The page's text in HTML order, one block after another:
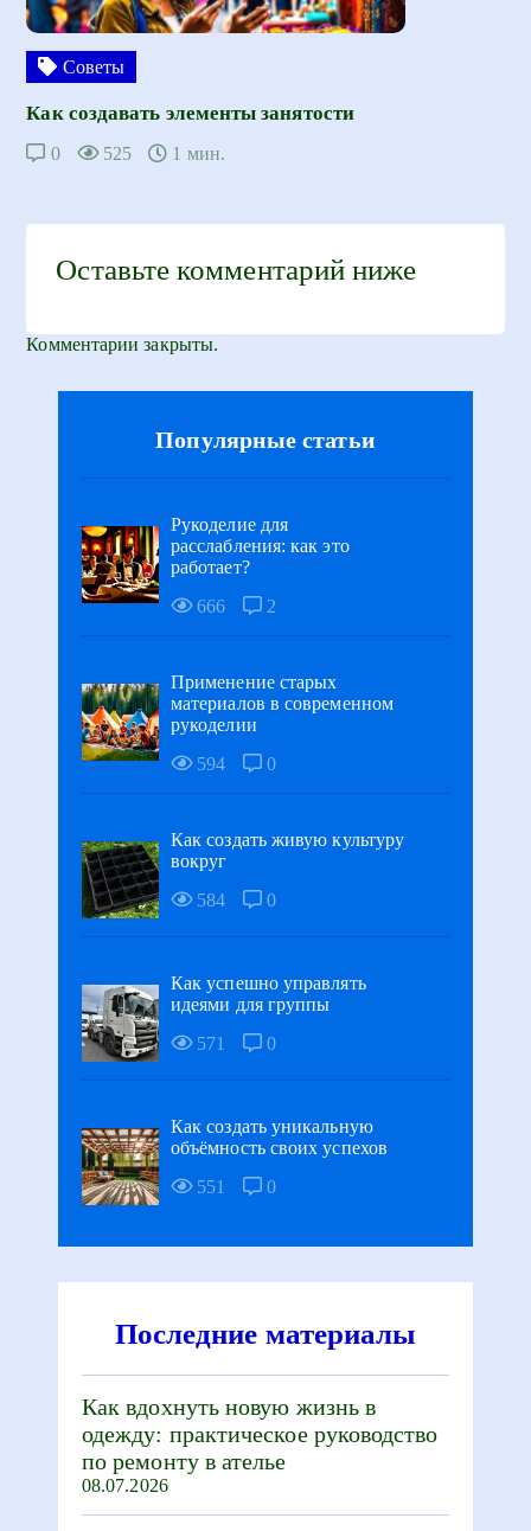
Советы
Как создавать элементы занятости
0 525 1 мин.
Оставьте комментарий ниже
Комментарии закрыты.
Популярные статьи
Рукоделие для
расслабления: как это
работает?
666
2
Применение старых
материалов в современном
рукоделии
594
0
Как создать живую культуру
вокруг
584
0
Как успешно управлять
идеями для группы
571
0
Как создать уникальную
объёмность своих успехов
551
0
Последние материалы
Как вдохнуть новую жизнь в
одежду: практическое руководство
по ремонту в ателье
08.07.2026